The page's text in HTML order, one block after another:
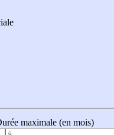
maximale (en mois)